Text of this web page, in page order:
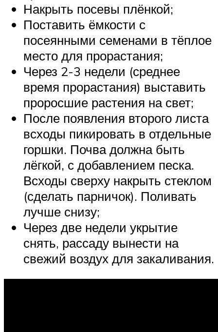
Накрыть посевы плёнкой;
Поставить ёмкости с
посеянными семенами в тёплое
место для прорастания;
Через 2-3 недели (среднее
время прорастания) выставить
проросшие растения на свет;
После появления второго листа
всходы пикировать в отдельные
горшки. Почва должна быть
лёгкой, с добавлением песка.
Всходы сверху накрыть стеклом
(сделать парничок). Поливать
лучше снизу;
Через две недели укрытие
снять, рассаду вынести на
свежий воздух для закаливания.